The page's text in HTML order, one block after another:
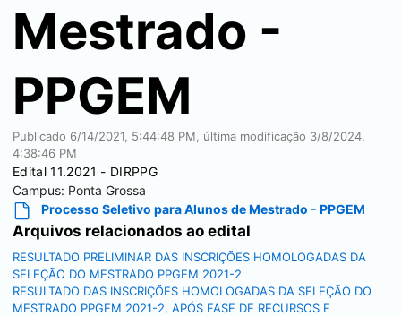
Mestrado -
PPGEM
Publicado 6/14/2021, 5:44:48 PM , última modificação 3/8/2024,
4:38:46 PM
Edital 11.2021 - DIRPPG
Campus: Ponta Grossa
Processo Seletivo para Alunos de Mestrado - PPGEM
Arquivos relacionados ao edital
RESULTADO PRELIMINAR DAS INSCRIÇÕES HOMOLOGADAS DA
SELEÇÃO DO MESTRADO PPGEM 2021-2
RESULTADO DAS INSCRIÇÕES HOMOLOGADAS DA SELEÇÃO DO
MESTRADO PPGEM 2021-2, APÓS FASE DE RECURSOS E